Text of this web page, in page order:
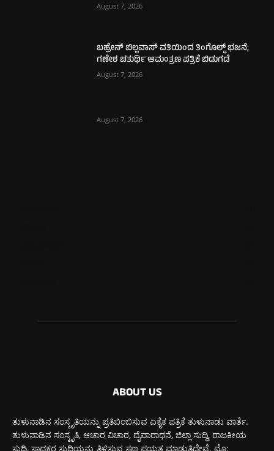
August 7, 2026
ಬಹ್ರೇನ್ ಬಿಲ್ಲವಾಸ್ ವತಿಯಿಂದ ತಿಂಗೊಲ್ಡ್ ಭಜನೆ;
ಗಣೇಶ ಚತುರ್ಥಿ ಆಮಂತ್ರಣ ಪತ್ರಿಕೆ ಬಿಡುಗಡೆ
August 7, 2026
August 7, 2026
ABOUT US
ತುಳುನಾಡಿನ ಸಂಸ್ಕೃತಿಯನ್ನು ಪ್ರತಿಬಿಂಬಿಸುವ ಏಕೈಕ ಪತ್ರಿಕೆ ತುಳುನಾಡು ವಾರ್ತೆ.
ತುಳುನಾಡಿನ ಸಂಸ್ಕೃತಿ, ಆಚಾರ ವಿಚಾರ, ದೈವಾರಾಧನೆ, ಜಿಲ್ಲಾ ಸುದ್ದಿ, ರಾಜಕೀಯ
ಸುದ್ದಿ, ಸಾಧಕರ ಸುದ್ದಿಯನ್ನು ತಿಳಿಸುವ ಸಣ್ಣ ಪ್ರಯತ್ನ ಮಾಡುತ್ತಿದ್ದೇವೆ. ಮೊ: